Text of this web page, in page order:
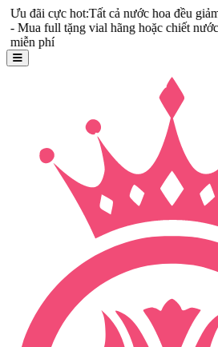
hot:Tất cả nước hoa đều giảm giá
tặng vial hãng hoặc chiết nước hoa